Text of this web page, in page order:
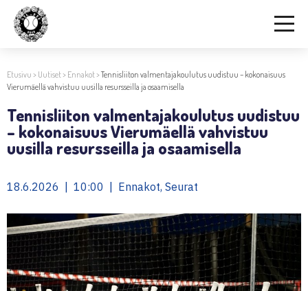
Etusivu > Uutiset> Ennakot>Tennisliiton valmentajakoulutus uudistuu – kokonaisuus
Vierumäellä vahvistuu uusilla resursseilla ja osaamisella
Tennisliiton valmentajakoulutus uudistuu
– kokonaisuus Vierumäellä vahvistuu
uusilla resursseilla ja osaamisella
18.6.2026 | 10:00 | Ennakot, Seurat